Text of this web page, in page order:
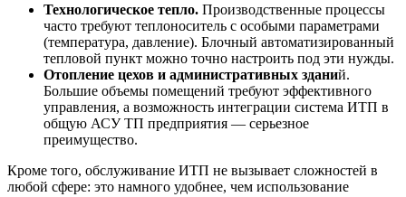
Технологическое тепло. Производственные процессы
часто требуют теплоноситель с особыми параметрами
(температура, давление). Блочный автоматизированный
тепловой пункт можно точно настроить под эти нужды.
Отопление цехов и административных зданий.
Большие объемы помещений требуют эффективного
управления, а возможность интеграции система ИТП в
общую АСУ ТП предприятия — серьезное
преимущество.
Кроме того, обслуживание ИТП не вызывает сложностей в
любой сфере: это намного удобнее, чем использование